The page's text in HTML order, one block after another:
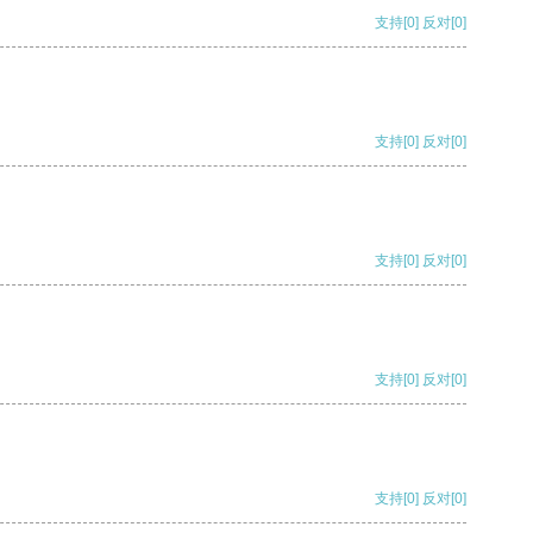
支持[0] 反对[0]
支持[0] 反对[0]
支持[0] 反对[0]
支持[0] 反对[0]
支持[0] 反对[0]